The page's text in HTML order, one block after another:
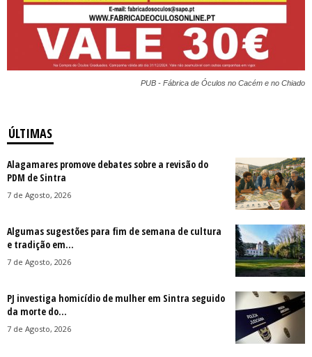
PUB - Fábrica de Óculos no Cacém e no Chiado
ÚLTIMAS
Alagamares promove debates sobre a revisão do
PDM de Sintra
7 de Agosto, 2026
Algumas sugestões para fim de semana de cultura
e tradição em...
7 de Agosto, 2026
PJ investiga homicídio de mulher em Sintra seguido
da morte do...
7 de Agosto, 2026